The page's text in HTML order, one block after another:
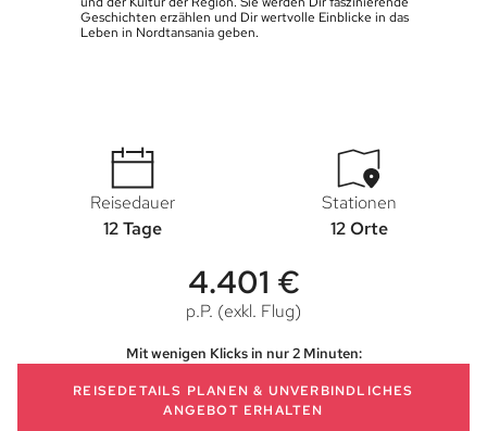
Geschichten erzählen und Dir wertvolle Einblicke in das
Leben in Nordtansania geben.
Reisedauer
12 Tage
Stationen
12 Orte
4.401 €
p.P. (exkl. Flug)
Mit wenigen Klicks in nur 2 Minuten:
REISEDETAILS PLANEN& UNVERBINDLICHES
ANGEBOT ERHALTEN